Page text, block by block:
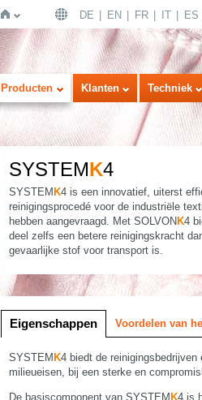
Home
DE EN FR IT ES
Producten Klanten Techniek
SYSTEMK4
SYSTEM K4 is een innovatief, uiterst
reinigingsprocedé voor de industriële
hebben aangevraagd. Met SOLVON K4
deel zelfs een betere reinigingskracht
gevaarlijke stof voor transport is.
Eigenschappen Voordelen van
SYSTEM K4 biedt de
milieueisen, bij een sterke en
De basiscomponent van SYSTEM K4 is